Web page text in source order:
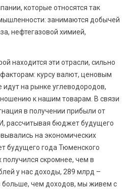
которые относятся так
занимаются добычей
нефтегазовой химией,
находится эти отрасли, сильно
курсу валют, ценовым
на рынке углеводородов,
к нашим товарам. В связи
в получении прибыли от
рассчитывая бюджет будущего
на экономических
будущего года Тюменского
скромнее, чем в
у нас доходы, 289 млрд –
больше, чем доходов, мы живем с